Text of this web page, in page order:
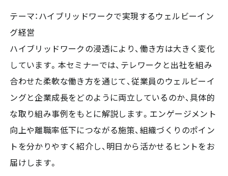
テーマ：ハイブリッドワークで実現するウェルビーイン
グ経営
ハイブリッドワークの浸透により、働き方は大きく変化
しています。本セミナーでは、テレワークと出社を組み
合わせた柔軟な働き方を通じて、従業員のウェルビーイ
ングと企業成長をどのように両立しているのか、具体的
な取り組み事例をもとに解説します。エンゲージメント
向上や離職率低下につながる施策、組織づくりのポイン
トを分かりやすく紹介し、明日から活かせるヒントをお
届けします。